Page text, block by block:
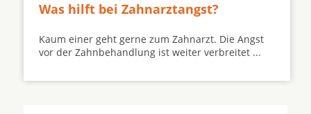
Was hilft bei Zahnarztangst?
Kaum einer geht gerne zum Zahnarzt. Die Angst
vor der Zahnbehandlung ist weiter verbreitet ...